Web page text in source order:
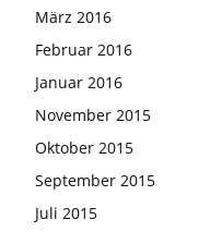
März 2016
Februar 2016
Januar 2016
November 2015
Oktober 2015
September 2015
Juli 2015